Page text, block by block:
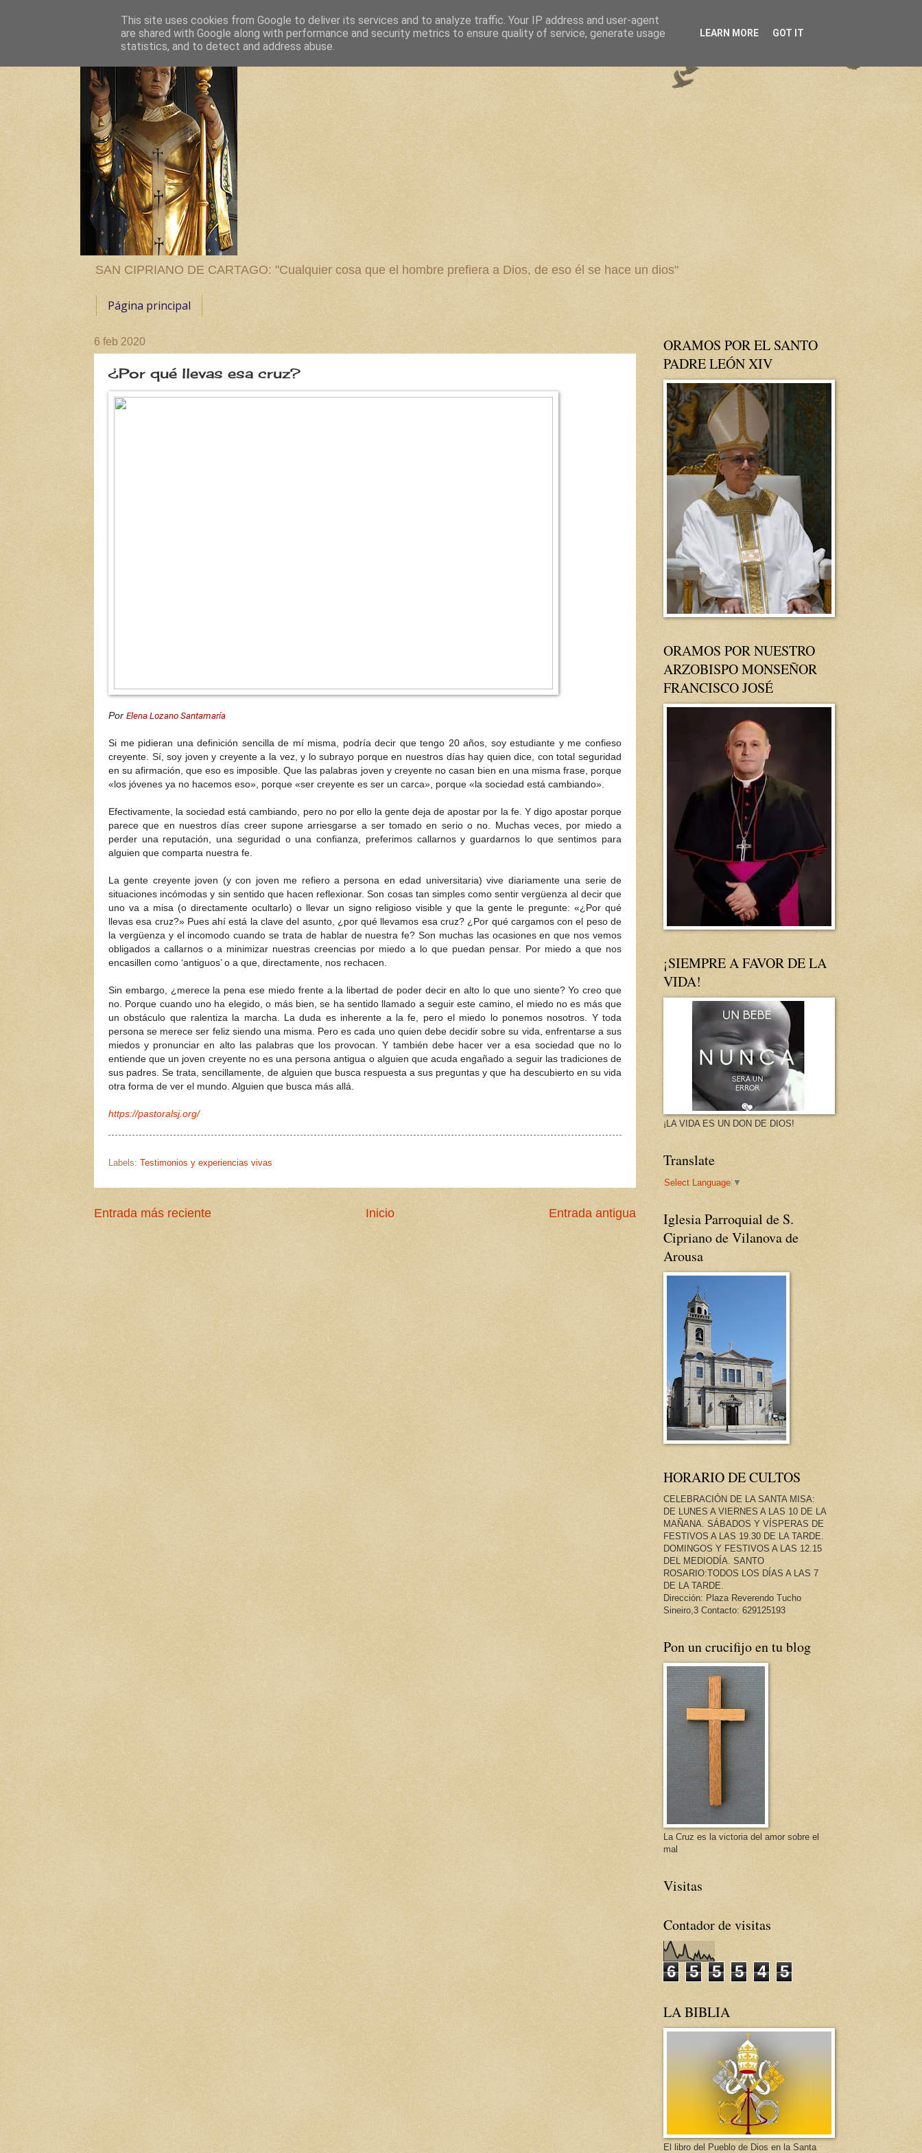
SAN CIPRIANO DE CARTAGO: "Cualquier cosa que el hombre prefiera a Dios, de eso él se hace un dios"
Página principal
6 feb 2020
¿Por qué llevas esa cruz?
Por Elena Lozano Santamaría
Si me pidieran una definición sencilla de mí misma, podría decir que tengo 20 años, soy estudiante y me confieso
creyente. Sí, soy joven y creyente a la vez, y lo subrayo porque en nuestros días hay quien dice, con total seguridad
en su afirmación, que eso es imposible . Que las palabras joven y creyente no casan bien en una misma frase, porque
«los jóvenes ya no hacemos eso», porque «ser creyente es ser un carca», porque «la sociedad está cambiando».
Efectivamente, la sociedad está cambiando, pero no por ello la gente deja de apostar por la fe. Y digo apostar porque
parece que en nuestros días creer supone arriesgarse a ser tomado en serio o no. Muchas veces, por miedo a
perder una reputación, una seguridad o una confianza, preferimos callarnos y guardarnos lo que sentimos para
alguien que comparta nuestra fe.
La gente creyente joven (y con joven me refiero a persona en edad universitaria) vive diariamente una serie de
situaciones incómodas y sin sentido que hacen reflexionar. Son cosas tan simples como sentir vergüenza al decir que
uno va a misa (o directamente ocultarlo) o llevar un signo religioso visible y que la gente le pregunte: «¿Por qué
llevas esa cruz?» Pues ahí está la clave del asunto, ¿por qué llevamos esa cruz? ¿Por qué cargamos con el peso de
la vergüenza y el incomodo cuando se trata de hablar de nuestra fe? Son muchas las ocasiones en que nos vemos
obligados a callarnos o a minimizar nuestras creencias por miedo a lo que puedan pensar. Por miedo a que nos
encasillen como ‘antiguos’ o a que, directamente, nos rechacen.
Sin embargo, ¿merece la pena ese miedo frente a la libertad de poder decir en alto lo que uno siente? Yo creo que
no. Porque cuando uno ha elegido, o más bien, se ha sentido llamado a seguir este camino, el miedo no es más que
un obstáculo que ralentiza la marcha. La duda es inherente a la fe, pero el miedo lo ponemos nosotros. Y toda
persona se merece ser feliz siendo una misma. Pero es cada uno quien debe decidir sobre su vida, enfrentarse a sus
miedos y pronunciar en alto las palabras que los provocan. Y también debe hacer ver a esa sociedad que no lo
entiende que un joven creyente no es una persona antigua o alguien que acuda engañado a seguir las tradiciones de
sus padres. Se trata, sencillamente, de alguien que busca respuesta a sus preguntas y que ha descubierto en su vida
otra forma de ver el mundo. Alguien que busca más allá.
https://pastoralsj.org/
Labels: Testimonios y experiencias vivas
Entrada más reciente Entrada antigua
Inicio
ORAMOS POR EL SANTO
PADRE LEÓN XIV
ORAMOS POR NUESTRO
ARZOBISPO MONSEÑOR
FRANCISCO JOSÉ
¡SIEMPRE A FAVOR DE LA
VIDA!
¡LA VIDA ES UN DON DE DIOS!
Translate
Select Language ▼
Iglesia Parroquial de S.
Cipriano de Vilanova de
Arousa
HORARIO DE CULTOS
CELEBRACIÓN DE LA SANTA MISA:
DE LUNES A VIERNES A LAS 10 DE LA
MAÑANA. SÁBADOS Y VÍSPERAS DE
FESTIVOS A LAS 19.30 DE LA TARDE.
DOMINGOS Y FESTIVOS A LAS 12.15
DEL MEDIODÍA. SANTO
ROSARIO:TODOS LOS DÍAS A LAS 7
DE LA TARDE.
Dirección: Plaza Reverendo Tucho
Sineiro,3 Contacto: 629125193
Pon un crucifijo en tu blog
La Cruz es la victoria del amor sobre el
mal
Visitas
Contador de visitas
6 5 5 5 4 5
LA BIBLIA
El libro del Pueblo de Dios en la Santa
This site uses cookies from Google to deliver its services and to analyze traffic. Your IP address and user-agent
are shared with Google along with performance and security metrics to ensure quality of service, generate usage
statistics, and to detect and address abuse.
LEARN MORE GOT IT